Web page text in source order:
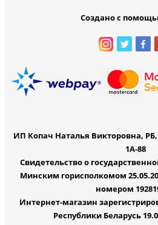
Создано с
ИП Копач Наталья Викторовна,
1А-88
Свидетельство о
Минским горисполкомом
номером
Интернет-магазин
Республики Беларусь